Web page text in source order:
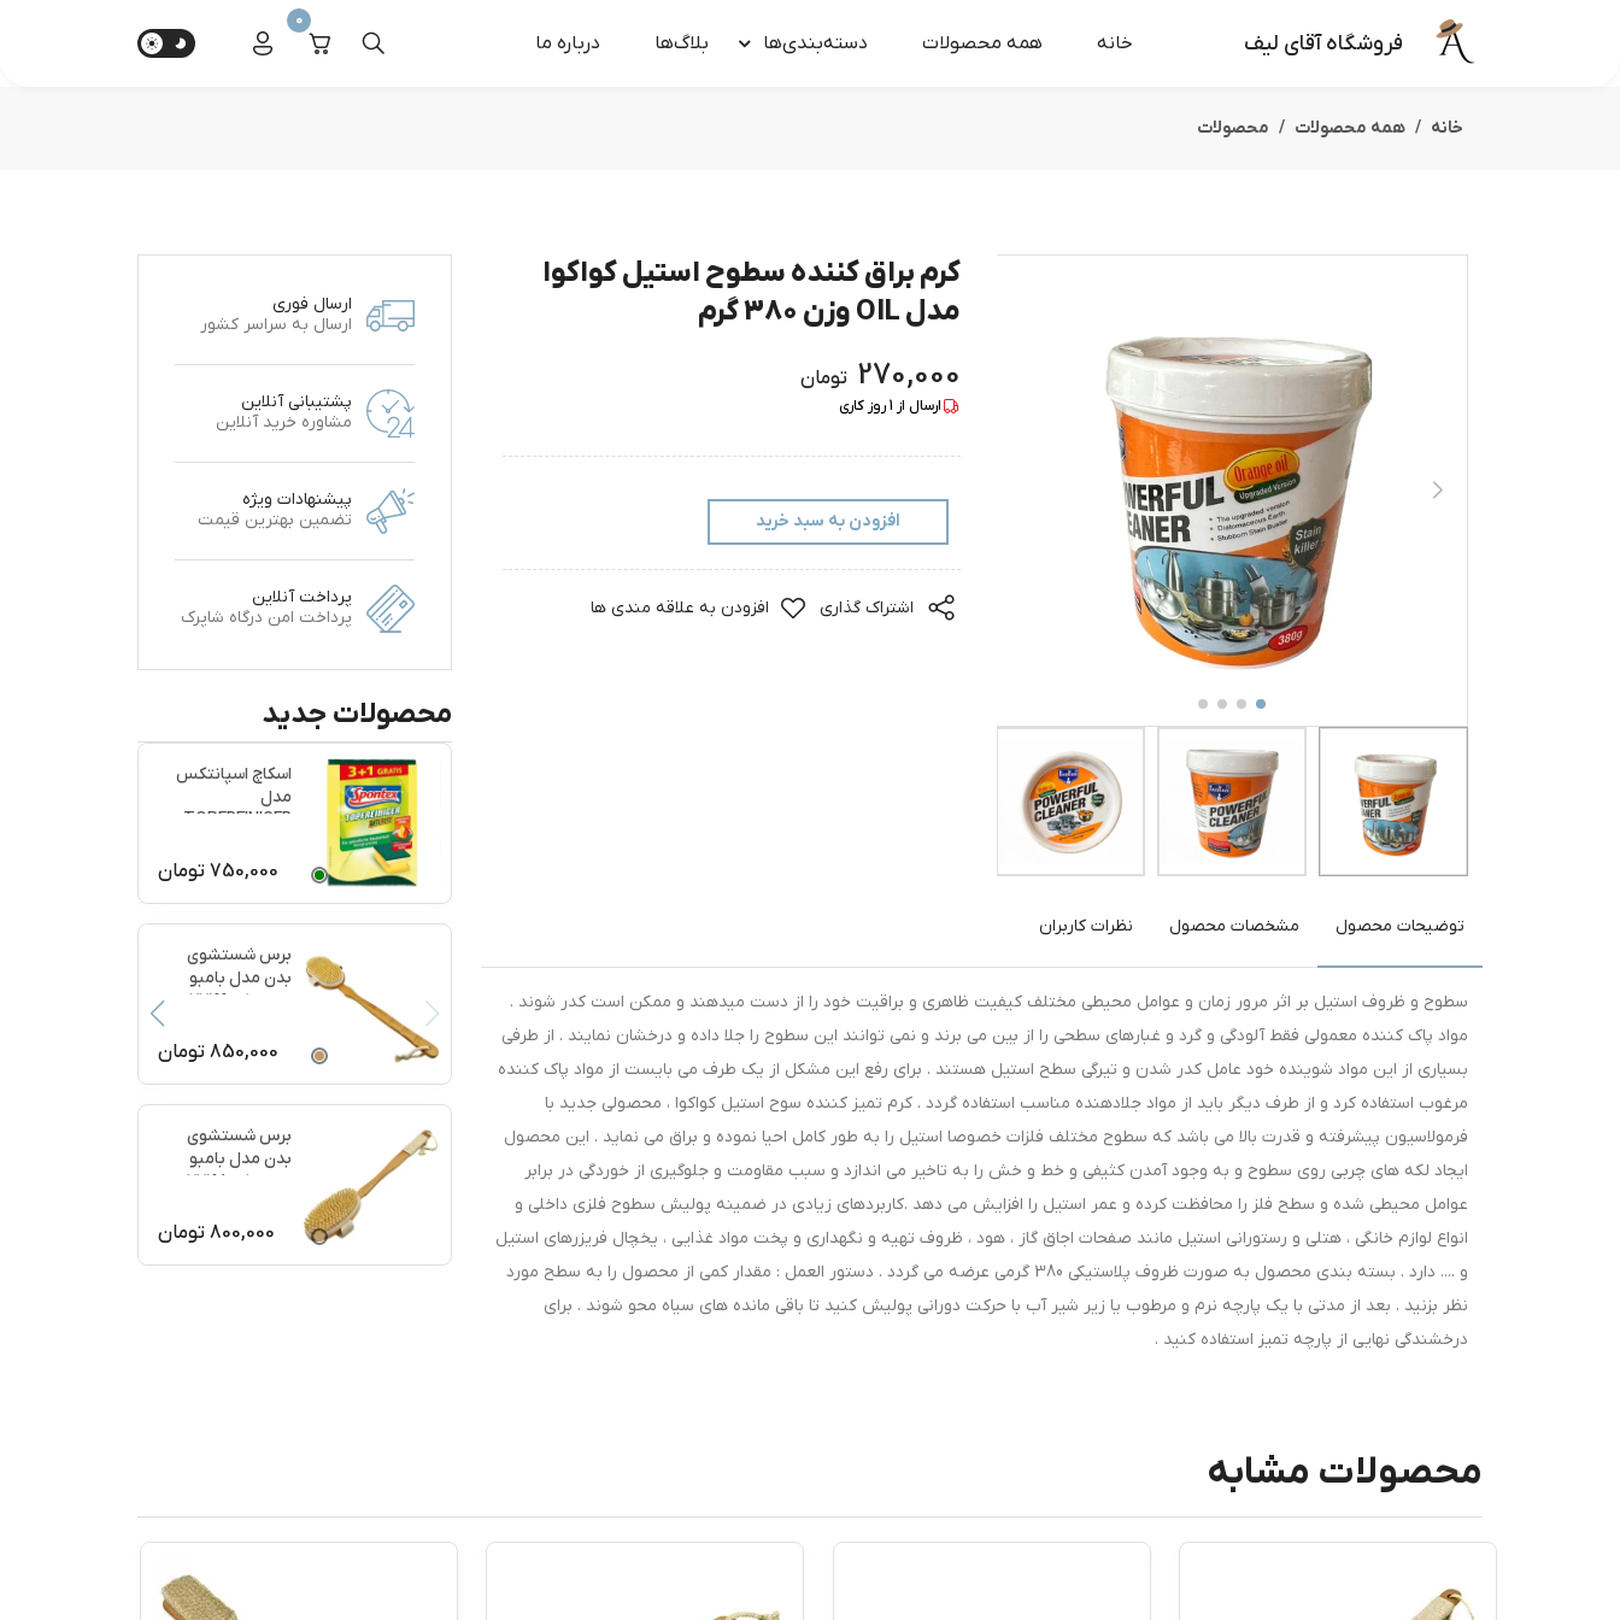
فروشگاه آقای لیف خانه همه محصولات دسته‌بندی‌ها بلاگ‌ها درباره‌ ما
0
خانه همه محصولات محصولات
کرم براق کننده سطوح استیل کواکوا
مدل OIL وزن 380 گرم
270,000 تومان
ارسال از 1روز کاری
افزودن به سبد خرید
اشتراک گذاری افزودن به علاقه مندی ها
توضیحات محصول مشخصات محصول نظرات کاربران
سطوح و ظروف استیل بر اثر مرور زمان و عوامل محیطی مختلف کیفیت ظاهری و براقیت خود را از دست میدهند و ممکن است کدر شوند .
مواد پاک کننده معمولی فقط آلودگی و گرد و غبارهای سطحی را از بین می برند و نمی توانند این سطوح را جلا داده و درخشان نمایند . از طرفی
بسیاری از این مواد شوینده خود عامل کدر شدن و تیرگی سطح استیل هستند . برای رفع این مشکل از یک طرف می بایست از مواد پاک کننده
مرغوب استفاده کرد و از طرف دیگر باید از مواد جلادهنده مناسب استفاده گردد . کرم تمیز کننده سوح استیل کواکوا ، محصولی جدید با
فرمولاسیون پیشرفته و قدرت بالا می باشد که سطوح مختلف فلزات خصوصا استیل را به طور کامل احیا نموده و براق می نماید . این محصول
ایجاد لکه های چربی روی سطوح و به وجود آمدن کثیفی و خط و خش را به تاخیر می اندازد و سبب مقاومت و جلوگیری از خوردگی در برابر
عوامل محیطی شده و سطح فلز را محافظت کرده و عمر استیل را افزایش می دهد .کاربردهای زیادی در ضمینه پولیش سطوح فلزی داخلی و
انواع لوازم خانگی ، هتلی و رستورانی استیل مانند صفحات اجاق گاز ، هود ، ظروف تهیه و نگهداری و پخت مواد غذایی ، یخچال فریزرهای استیل
و .... دارد . بسته بندی محصول به صورت ظروف پلاستیکی 380 گرمی عرضه می گردد . دستور العمل : مقدار کمی از محصول را به سطح مورد
نظر بزنید . بعد از مدتی با یک پارچه نرم و مرطوب یا زیر شیر آب با حرکت دورانی پولیش کنید تا باقی مانده های سیاه محو شوند . برای
درخشندگی نهایی از پارچه تمیز استفاده کنید .
ارسال فوری
ارسال به سراسر کشور
پشتیبانی آنلاین
مشاوره خرید آنلاین
پیشنهادات ویژه
تضمین بهترین قیمت
پرداخت آنلاین
پرداخت امن درگاه شاپرک
محصولات جدید
اسکاچ اسپانتکس
مدل
TOPFREINIGER
750,000 تومان
برس شستشوی
بدن مدل بامبو
ماساژ کد 77199
850,000 تومان
برس شستشوی
بدن مدل بامبو
ماساژ کد 77198
800,000 تومان
محصولات مشابه